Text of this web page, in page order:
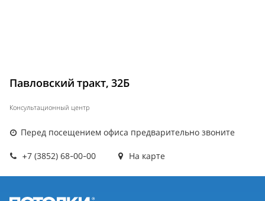
Павловский тракт, 32Б
Консультационный центр
Перед посещением офиса предварительно звоните
+7 (3852) 68-00-00 На карте